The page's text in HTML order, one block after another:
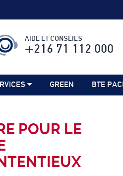
AIDE ET CONSEILS
+216 71 112 000
GREEN BTE
POUR LE